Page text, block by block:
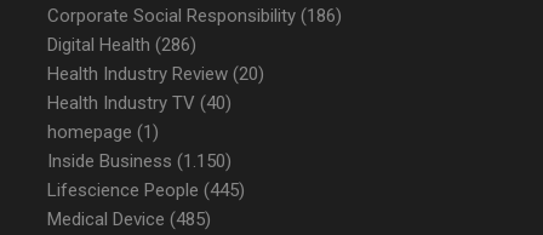
Corporate Social Responsibility (186)
Digital Health (286)
Health Industry Review (20)
Health Industry TV (40)
homepage (1)
Inside Business (1.150)
Lifescience People (445)
Medical Device (485)